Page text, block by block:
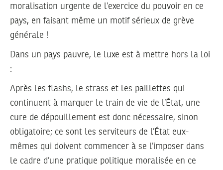
moralisation urgente de l’exercice du pouvoir en ce
pays, en faisant même un motif sérieux de grève
générale !
Dans un pays pauvre, le luxe est à mettre hors la loi
:
Après les flashs, le strass et les paillettes qui
continuent à marquer le train de vie de l’État, une
cure de dépouillement est donc nécessaire, sinon
obligatoire; ce sont les serviteurs de l’État eux-
mêmes qui doivent commencer à se l’imposer dans
le cadre d’une pratique politique moralisée en ce